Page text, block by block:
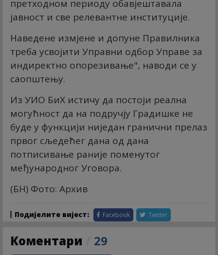
претходном периоду обавјештавала
јавност и све релевантне институције.
Наведене измјене и допуне Правилника
треба усвојити Управни одбор Управе за
индиректно опорезивање", наводи се у
саопштењу.
Из УИО БиХ истичу да постоји реална
могућност да на подручју Градишке не
буде у функцији ниједан гранични прелаз
првог сљедећег дана од дана
потписивање раније поменутог
међународног Уговора.
(БН) Фото: Архив
Подијелите вијест: Facebook Twitter
Коментари 29